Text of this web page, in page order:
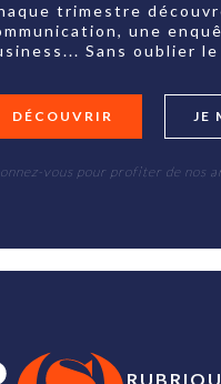
trimestre
une
Sans oublier
DÉCOUVRIR JE
vous pour profiter de nos